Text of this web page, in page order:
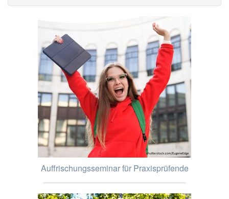
Auffrischungsseminar für Praxisprüfende